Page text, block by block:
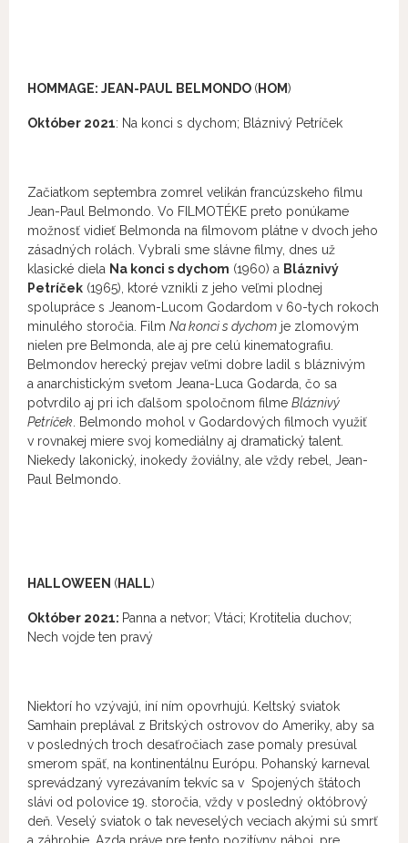
HOMMAGE: JEAN-PAUL BELMONDO (HOM)
Október 2021: Na konci s dychom; Bláznivý Petríček
Začiatkom septembra zomrel velikán francúzskeho filmu
Jean-Paul Belmondo. Vo FILMOTÉKE preto ponúkame
možnosť vidieť Belmonda na filmovom plátne v dvoch jeho
zásadných rolách. Vybrali sme slávne filmy, dnes už
klasické diela Na konci s dychom (1960) a Bláznivý
Petríček (1965), ktoré vznikli z jeho veľmi plodnej
spolupráce s Jeanom-Lucom Godardom v 60-tych rokoch
minulého storočia. Film Na konci s dychom je zlomovým
nielen pre Belmonda, ale aj pre celú kinematografiu.
Belmondov herecký prejav veľmi dobre ladil s bláznivým
a anarchistickým svetom Jeana-Luca Godarda, čo sa
potvrdilo aj pri ich ďalšom spoločnom filme Bláznivý
Petríček . Belmondo mohol v Godardových filmoch využiť
v rovnakej miere svoj komediálny aj dramatický talent.
Niekedy lakonický, inokedy žoviálny, ale vždy rebel, Jean-
Paul Belmondo.
HALLOWEEN (HALL)
Október 2021: Panna a netvor; Vtáci; Krotitelia duchov;
Nech vojde ten pravý
Niektorí ho vzývajú, iní ním opovrhujú. Keltský sviatok
Samhain preplával z Britských ostrovov do Ameriky, aby sa
v posledných troch desaťročiach zase pomaly presúval
smerom späť, na kontinentálnu Európu. Pohanský karneval
sprevádzaný vyrezávaním tekvíc sa v Spojených štátoch
slávi od polovice 19. storočia, vždy v posledný októbrový
deň. Veselý sviatok o tak neveselých veciach akými sú smrť